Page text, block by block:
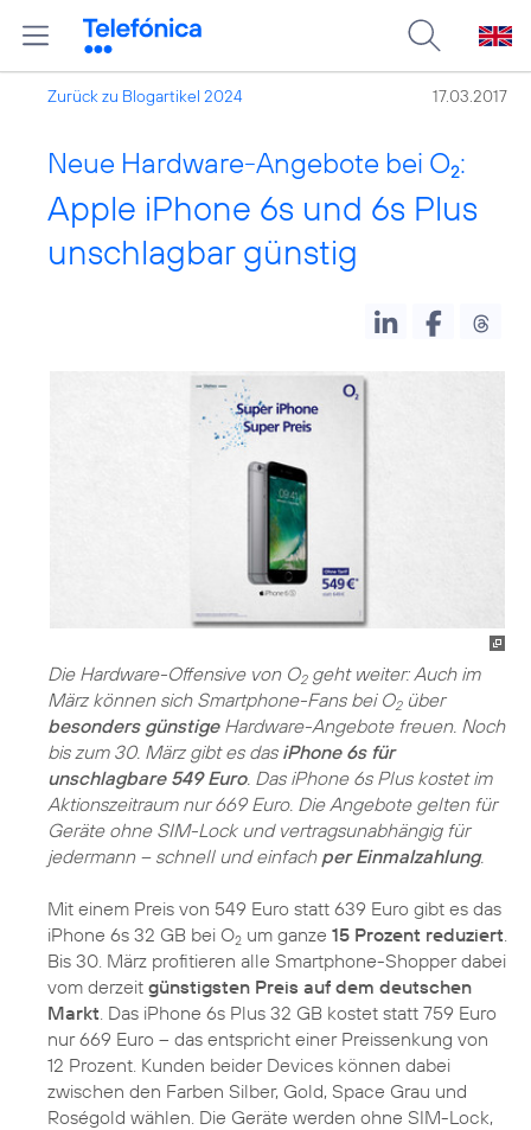
Zurück zu Blogartikel 2024 17.03.2017
Neue Hardware-Angebote bei O2:
Apple iPhone 6s und 6s Plus
unschlagbar günstig
Die Hardware-Offensive von O2geht weiter: Auch im
März können sich Smartphone-Fans bei O2über
besonders günstigeHardware-Angebote freuen. Noch
bis zum 30. März gibt es das iPhone 6s für
unschlagbare 549 Euro. Das iPhone 6s Plus kostet im
Aktionszeitraum nur 669 Euro. Die Angebote gelten für
Geräte ohne SIM-Lock und vertragsunabhängig für
jedermann – schnell und einfach per Einmalzahlung.
Mit einem Preis von 549 Euro statt 639 Euro gibt es das
iPhone 6s 32 GB bei O2 um ganze 15 Prozent reduziert
Bis 30. März profitieren alle Smartphone-Shopper dabei
vom derzeit günstigsten Preis auf dem deutschen
Markt . Das iPhone 6s Plus 32 GB kostet statt 759 Euro
nur 669 Euro – das entspricht einer Preissenkung von
12 Prozent. Kunden beider Devices können dabei
zwischen den Farben Silber, Gold, Space Grau und
Roségold wählen. Die Geräte werden ohne SIM-Lock,